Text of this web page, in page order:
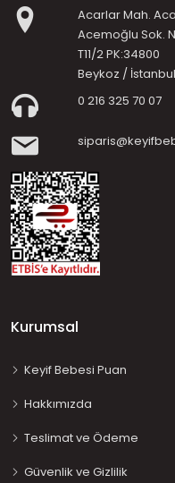
Acarlar Mah.
Acemoğlu Sok.
T11/2 PK:34800
Beykoz / İstanbul
0 216 325 70 07
Kurumsal
Keyif Bebesi Puan
Hakkımızda
Teslimat ve Ödeme
Güvenlik ve Gizlilik